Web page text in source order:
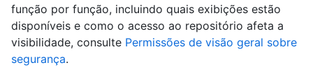
função por função, incluindo quais exibições estão
disponíveis e como o acesso ao repositório afeta a
visibilidade, consulte Permissões de visão geral sobre
segurança.